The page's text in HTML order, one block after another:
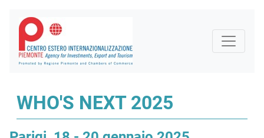
WHO'S NEXT 2025